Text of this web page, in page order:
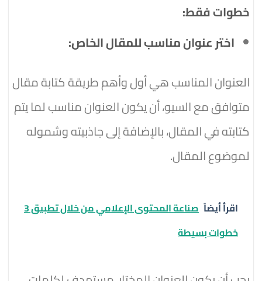
خطوات فقط:
اختر عنوان مناسب للمقال الخاص:
العنوان المناسب هي أول وأهم طريقة كتابة مقال
متوافق مع السيو، أن يكون العنوان مناسب لما يتم
كتابته في المقال، بالإضافة إلى جاذبيته وشموله
لموضوع المقال.
اقرأ أيضاً
صناعة المحتوى الإعلامي من خلال تطبيق 3
خطوات بسيطة